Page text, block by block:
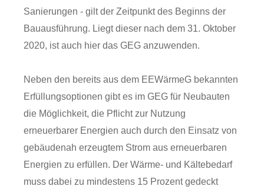
Sanierungen - gilt der Zeitpunkt des Beginns der
Bauausführung. Liegt dieser nach dem 31. Oktober
2020, ist auch hier das GEG anzuwenden.
Neben den bereits aus dem EEWärmeG bekannten
Erfüllungsoptionen gibt es im GEG für Neubauten
die Möglichkeit, die Pflicht zur Nutzung
erneuerbarer Energien auch durch den Einsatz von
gebäudenah erzeugtem Strom aus erneuerbaren
Energien zu erfüllen. Der Wärme- und Kältebedarf
muss dabei zu mindestens 15 Prozent gedeckt